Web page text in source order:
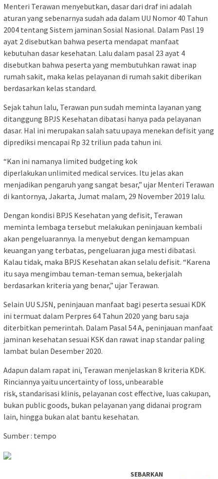
Menteri Terawan menyebutkan, dasar dari draf ini adalah
aturan yang sebenarnya sudah ada dalam UU Nomor 40 Tahun
2004 tentang Sistem jaminan Sosial Nasional. Dalam Pasl 19
ayat 2 disebutkan bahwa peserta mendapat manfaat
kebutuhan dasar kesehatan. Lalu dalam pasal 23 ayat 4
disebutkan bahwa peserta yang membutuhkan rawat inap
rumah sakit, maka kelas pelayanan di rumah sakit diberikan
berdasarkan kelas standard.
Sejak tahun lalu, Terawan pun sudah meminta layanan yang
ditanggung BPJS Kesehatan dibatasi hanya pada pelayanan
dasar. Hal ini merupakan salah satu upaya menekan defisit yang
diprediksi mencapai Rp 32 triliun pada tahun ini.
“Kan ini namanya limited budgeting kok
diperlakukan unlimited medical services. Itu jelas akan
menjadikan pengaruh yang sangat besar,” ujar Menteri Terawan
di kantornya, Jakarta, Jumat malam, 29 November 2019 lalu.
Dengan kondisi BPJS Kesehatan yang defisit, Terawan
meminta lembaga tersebut melakukan peninjauan kembali
akan pengeluarannya. Ia menyebut dengan kemampuan
keuangan yang terbatas, pengeluaran juga mesti dibatasi.
Kalau tidak, maka BPJS Kesehatan akan selalu defisit. “Karena
itu saya mengimbau teman-teman semua, bekerjalah
berdasarkan kriteria yang benar,” ujar Terawan.
Selain UU SJSN, peninjauan manfaat bagi peserta sesuai KDK
ini termuat dalam Perpres 64 Tahun 2020 yang baru saja
diterbitkan pemerintah. Dalam Pasal 54 A, peninjauan manfaat
jaminan kesehatan sesuai KSK dan rawat inap standar paling
lambat bulan Desember 2020.
Adapun dalam rapat ini, Terawan menjelaskan 8 kriteria KDK.
Rinciannya yaitu uncertainty of loss, unbearable
risk, standarisasi klinis, pelayanan cost effective, luas cakupan,
bukan public goods, bukan pelayanan yang didanai program
lain, hingga bukan alat bantu kesehatan.
Sumber : tempo
SEBARKAN